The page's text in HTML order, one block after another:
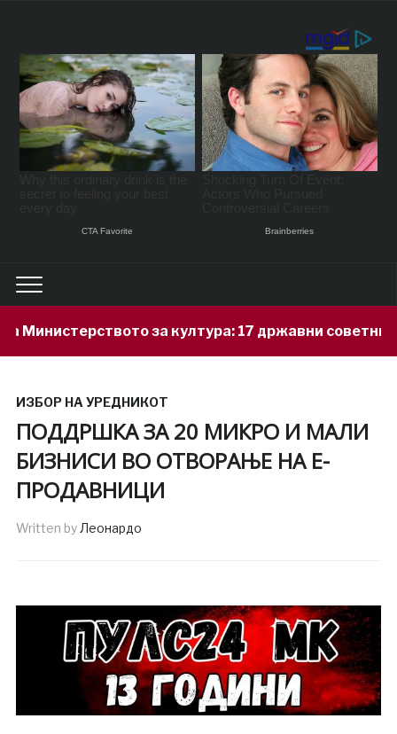
култура: 17 државни советници не им се доволни
ИЗБОР НА УРЕДНИКОТ
ПОДДРШКА ЗА 20 МИКРО И МАЛИ
БИЗНИСИ ВО ОТВОРАЊЕ НА Е-
ПРОДАВНИЦИ
Written byЛеонардо